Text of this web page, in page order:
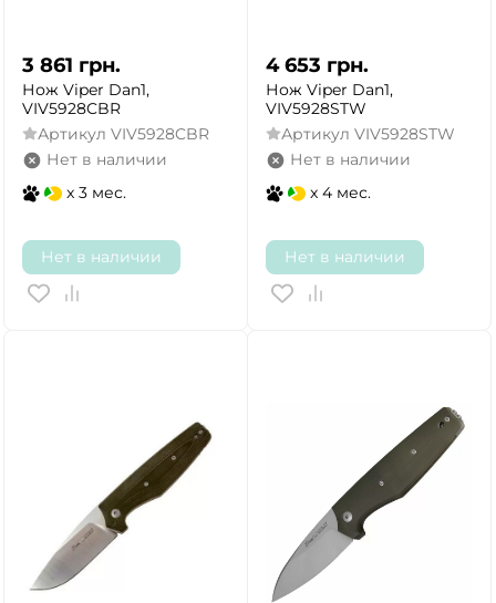
3 861 грн.
Нож Viper Dan1,
VIV5928CBR
Артикул VIV5928CBR
Нет в наличии
x 3 мес.
Нет в наличии
4 653 грн.
Нож Viper Dan1,
VIV5928STW
Артикул VIV5928STW
Нет в наличии
x 4 мес.
Нет в наличии